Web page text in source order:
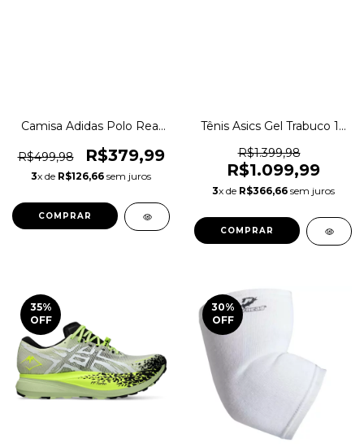
Camisa Adidas Polo Real
1magnus
R$499,98 R$379,99
3x de R$126,66 sem juros
COMPRAR
Tênis Asics Gel Trabuco 13
R$1.399,98
R$1.099,99
3x de R$366,66sem juros
COMPRAR
35%
OFF
30%
OFF